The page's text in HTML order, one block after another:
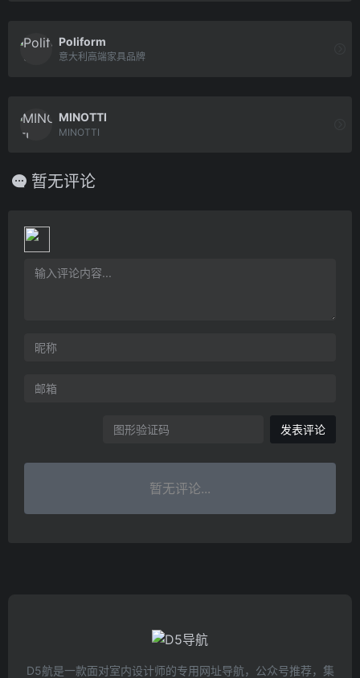
Poliform
意大利高端家具品牌
MINOTTI
MINOTTI
暂无评论
发表评论
暂无评论...
D5航是一款面对室内设计师的专用网址导航，公众号推荐，集